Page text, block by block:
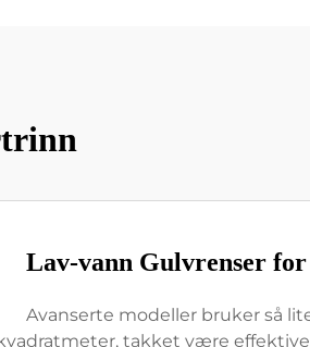
Lav-vann Gulvrenser for
Avanserte modeller bruker så
takket være